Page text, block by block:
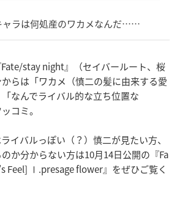
ャラは何処産のワカメなんだ……
Fate/stay night』（セイバールート、桜
らは「ワカメ（慎二の髪に由来する愛
なんでライバル的な立ち位置な
コミ。
イバルっぽい（？）慎二が見たい方、
か分からない方は10月14日公開の『Fa
Feel] Ⅰ.presage flower』をぜひご覧く